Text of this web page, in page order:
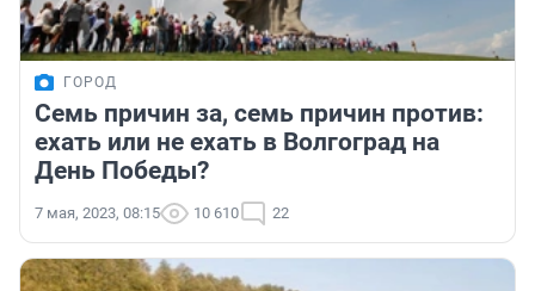
ГОРОД
Семь причин за, семь причин против:
ехать или не ехать в Волгоград на
День Победы?
7 мая, 2023, 08:15 10 610 22